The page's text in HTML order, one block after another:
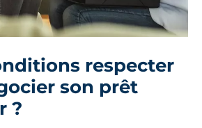
respecter
son prêt
?